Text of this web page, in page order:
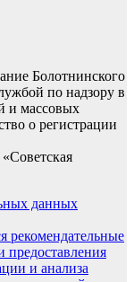
Болотнинского
по надзору в
и массовых
о регистрации
данных
рекомендательные
и анализа